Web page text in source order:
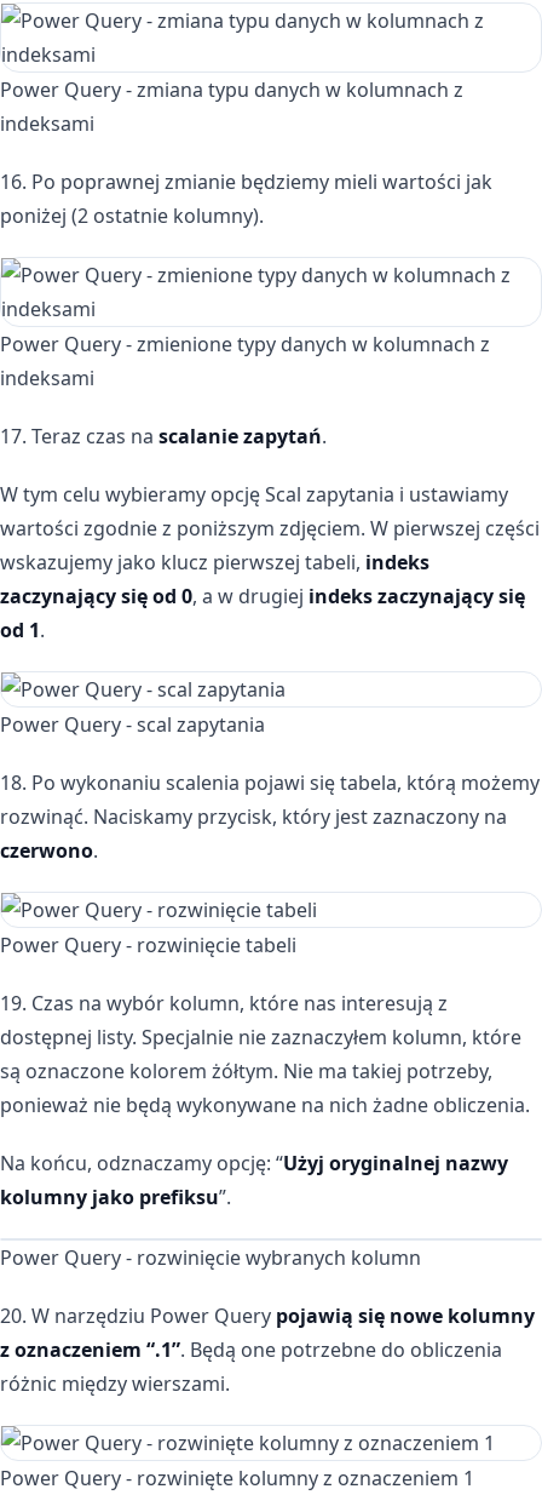
Power Query - zmiana typu danych w kolumnach z
indeksami
16. Po poprawnej zmianie będziemy mieli wartości jak
poniżej (2 ostatnie kolumny).
Power Query - zmienione typy danych w kolumnach z
indeksami
17. Teraz czas na scalanie zapytań.
W tym celu wybieramy opcję Scal zapytania i ustawiamy
wartości zgodnie z poniższym zdjęciem. W pierwszej części
wskazujemy jako klucz pierwszej tabeli, indeks
zaczynający się od 0, a w drugiej indeks zaczynający się
od 1.
Power Query - scal zapytania
18. Po wykonaniu scalenia pojawi się tabela, którą możemy
rozwinąć. Naciskamy przycisk, który jest zaznaczony na
czerwono.
Power Query - rozwinięcie tabeli
19. Czas na wybór kolumn, które nas interesują z
dostępnej listy. Specjalnie nie zaznaczyłem kolumn, które
są oznaczone kolorem żółtym. Nie ma takiej potrzeby,
ponieważ nie będą wykonywane na nich żadne obliczenia.
Na końcu, odznaczamy opcję: “Użyj oryginalnej nazwy
kolumny jako prefiksu”.
Power Query - rozwinięcie wybranych kolumn
20. W narzędziu Power Query pojawią się nowe kolumny
z oznaczeniem “.1”. Będą one potrzebne do obliczenia
różnic między wierszami.
Power Query - rozwinięte kolumny z oznaczeniem 1